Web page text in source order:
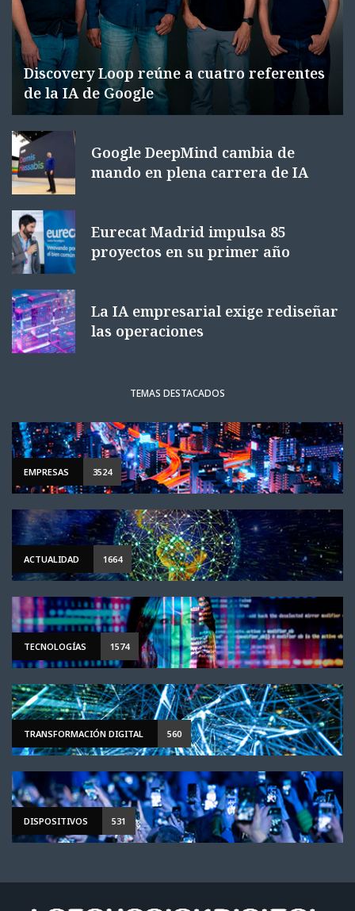
Discovery Loop reúne a cuatro referentes
de la IA de Google
Google DeepMind cambia de
mando en plena carrera de IA
Eurecat Madrid impulsa 85
proyectos en su primer año
La IA empresarial exige rediseñar
las operaciones
TEMAS DESTACADOS
EMPRESAS 3524
ACTUALIDAD 1664
TECNOLOGÍAS 1574
TRANSFORMACIÓN DIGITAL 560
DISPOSITIVOS 531